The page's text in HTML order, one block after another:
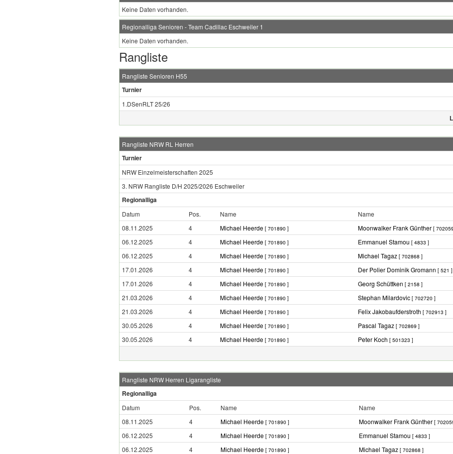
Keine Daten vorhanden.
Regionalliga Senioren - Team Cadillac Eschweiler 1
Keine Daten vorhanden.
Rangliste
Rangliste Senioren H55
Turnier
1.DSenRLT 25/26
Rangliste NRW RL Herren
Turnier
NRW Einzelmeisterschaften 2025
3. NRW Rangliste D/H 2025/2026 Eschweiler
Regionalliga
Datum Pos. Name Name
08.11.2025
4 Michael Heerde [ 701890 ] Moonwalker Frank Günther [
06.12.2025
4 Michael Heerde [ 701890 ] Emmanuel Stamou [ 4833 ]
06.12.2025
4 Michael Heerde [ 701890 ] Michael Tagaz [ 702868 ]
17.01.2026
4 Michael Heerde [ 701890 ] Der Polier Dominik Gromann [ 521 ]
17.01.2026
4 Michael Heerde [ 701890 ] Georg Schüttken [ 2158 ]
21.03.2026
4 Michael Heerde [ 701890 ] Stephan Milardovic [ 702720 ]
21.03.2026
4 Michael Heerde [ 701890 ] Felix Jakobaufderstroth [ 702913 ]
30.05.2026
4 Michael Heerde [ 701890 ] Pascal Tagaz [ 702869 ]
30.05.2026
4 Michael Heerde [ 701890 ] Peter Koch [ 501323 ]
Rangliste NRW Herren Ligarangliste
Regionalliga
Datum Pos. Name Name
08.11.2025
4 Michael Heerde [ 701890 ] Moonwalker Frank Günther [
06.12.2025
4 Michael Heerde [ 701890 ] Emmanuel Stamou [ 4833 ]
06.12.2025
4 Michael Heerde [ 701890 ] Michael Tagaz [ 702868 ]